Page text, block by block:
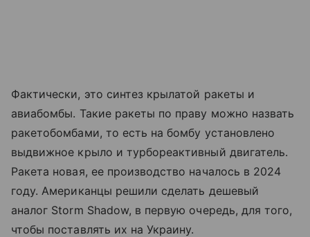
Фактически, это синтез крылатой ракеты и
авиабомбы. Такие ракеты по праву можно назвать
ракетобомбами, то есть на бомбу установлено
выдвижное крыло и турбореактивный двигатель.
Ракета новая, ее производство началось в 2024
году. Американцы решили сделать дешевый
аналог Storm Shadow, в первую очередь, для того,
чтобы поставлять их на Украину.